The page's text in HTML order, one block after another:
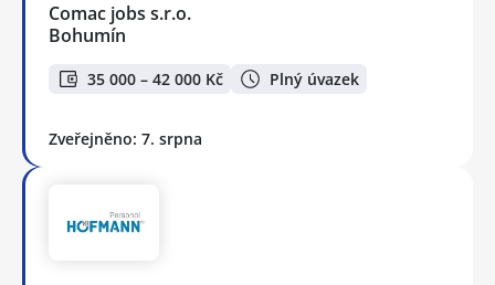
Comac jobs s.r.o.
Bohumín
35 000 – 42 000 Kč Plný úvazek
Zveřejněno: 7. srpna